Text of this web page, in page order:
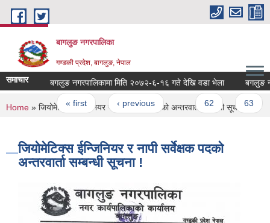
Skip to main content
बागलुङ नगरपालिका
गण्डकी प्रदेश, बागलुङ, नेपाल
समाचार बगलुङ नगरपालिकामा मिति २०७२-६-१६ गते देखि वडा भेला बगलुङ
Pages
« first ‹ previous … 62 63
You are here
Home » जियोमेटिक्स ईन्जिनियर र नापी सर्वेक्षक पदको अन्तरवार्ता सम्बन्धी सूचना !
जियोमेटिक्स ईन्जिनियर र नापी सर्वेक्षक पदको
अन्तरवार्ता सम्बन्धी सूचना !